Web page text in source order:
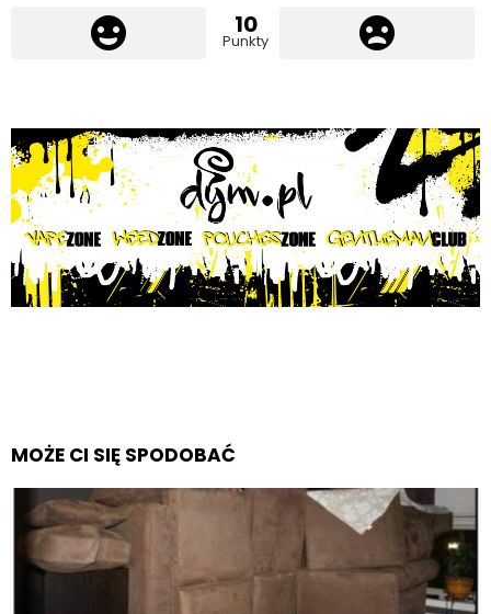
10
Punkty
MOŻE CI SIĘ SPODOBAĆ